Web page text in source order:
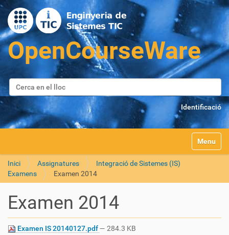
Cerca
Cerca avançada…
Identificació
Toggle
Inici Assignatures
Integració de Sistemes (IS)
Examens
Examen 2014
Examen 2014
Examen IS 20140127.pdf— 284.3 KB